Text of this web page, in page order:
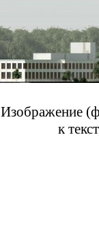
Изображение
к